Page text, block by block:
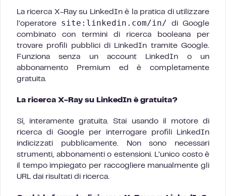
La ricerca X-Ray su LinkedIn è la pratica di utilizzare
l’operatore site:linkedin.com/in/ di Google
combinato con termini di ricerca booleana per
trovare profili pubblici di LinkedIn tramite Google.
Funziona senza un account LinkedIn o un
abbonamento Premium ed è completamente
gratuita.
La ricerca X-Ray su LinkedIn è gratuita?
Sì, interamente gratuita. Stai usando il motore di
ricerca di Google per interrogare profili LinkedIn
indicizzati pubblicamente. Non sono necessari
strumenti, abbonamenti o estensioni. L’unico costo è
il tempo impiegato per raccogliere manualmente gli
URL dai risultati di ricerca.